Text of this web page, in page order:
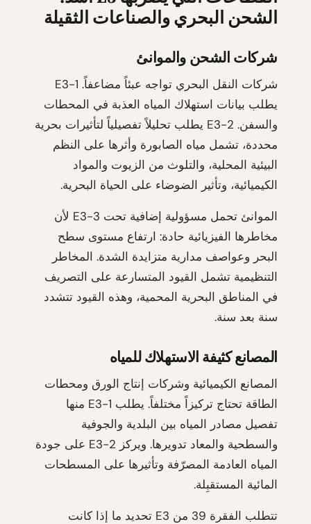
الشحن البحري والصناعات الثقيلة
شركات الشحن والموانئ
شركات النقل البحري تواجه عبئاً مضاعفاً. E3-1
يطلب بيانات استهلاك المياه العذبة في المحطات
والسفن. E3-2 يطلب تحليلاً تفصيلياً لتأثيرات بحرية
محددة، تشمل مياه الصابورة وأثرها على النظم
البيئية المحلية، والتلوث من الزيوت والمواد
الكيميائية، وتأثير الضوضاء على الحياة البحرية.
الموانئ تحمل مسؤولية إضافية تحت E3-3 لأن
مخاطرها الفيزيائية حادة: ارتفاع مستوى سطح
البحر وعواصف مدارية متزايدة الشدة. المخاطر
التنظيمية تشمل القيود المتسارعة على التصريف
في المناطق البحرية المحمية، وهذه القيود تتشدد
سنة بعد سنة.
المصانع كثيفة الاستهلاك للمياه
المصانع الكيميائية وشركات إنتاج الورق ومحطات
الطاقة تحتاج تركيزاً مختلفاً. يطلب E3-1 منها
تفصيل مصادر المياه بين البلدية والجوفية
والسطحية والمعاد تدويرها. ويركز E3-2 على جودة
المياه العادمة المصرّفة وتأثيرها على المسطحات
المائية المستقبِلة.
تتطلب الفقرة 39 من E3 تحديد ما إذا كانت